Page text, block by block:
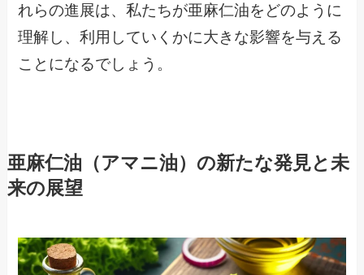
れらの進展は、私たちが亜麻仁油をどのように
理解し、利用していくかに大きな影響を与える
ことになるでしょう。
亜麻仁油（アマニ油）の新たな発見と未
来の展望